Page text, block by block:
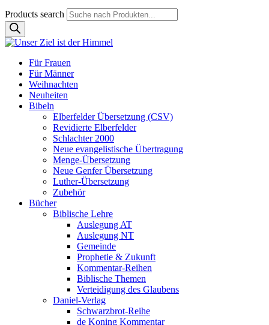
Products search
Für Frauen
Für Männer
Weihnachten
Neuheiten
Bibeln
Elberfelder Übersetzung (CSV)
Revidierte Elberfelder
Schlachter 2000
Neue evangelistische Übertragung
Menge-Übersetzung
Neue Genfer Übersetzung
Luther-Übersetzung
Zubehör
Bücher
Biblische Lehre
Auslegung AT
Auslegung NT
Gemeinde
Prophetie & Zukunft
Kommentar-Reihen
Biblische Themen
Verteidigung des Glaubens
Daniel-Verlag
Schwarzbrot-Reihe
de Koning Kommentar